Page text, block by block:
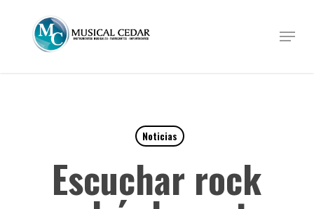
Menu
Noticias
Escuchar rock
Close